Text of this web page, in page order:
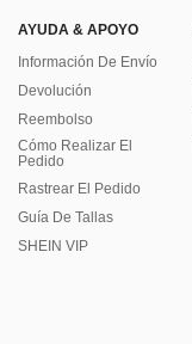
AYUDA & APOYO
Información De Envío
Devolución
Reembolso
Cómo Realizar El
Pedido
Rastrear El Pedido
Guía De Tallas
SHEIN VIP